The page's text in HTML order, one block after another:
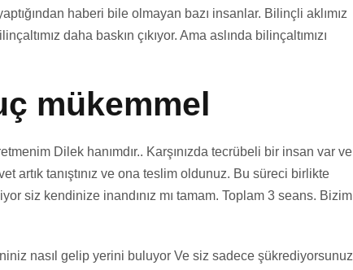
haberi bile olmayan bazı insanlar. Bilinçli aklımız
daha baskın çıkıyor. Ama aslında bilinçaltımızı
mükemmel
Dilek hanımdır.. Karşınızda tecrübeli bir insan var ve
artık tanıştınız ve ona teslim oldunuz. Bu süreci birlikte
siz kendinize inandınız mı tamam. Toplam 3 seans. Bizim
nasıl gelip yerini buluyor Ve siz sadece şükrediyorsunuz